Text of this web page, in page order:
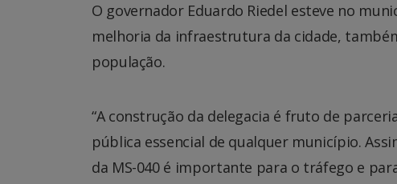
O governador Eduardo Riedel esteve no
melhoria da infraestrutura da cidade,
população.
“A construção da delegacia é fruto de
pública essencial de qualquer município.
da MS-040 é importante para o tráfego e